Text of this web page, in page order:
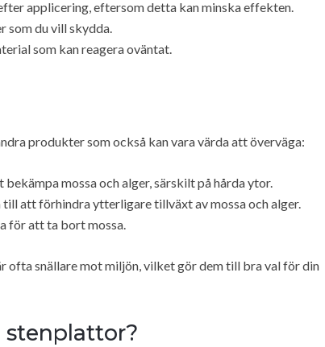
applicering, eftersom detta kan minska effekten.
som du vill skydda.
som kan reagera oväntat.
produkter som också kan vara värda att överväga:
mossa och alger, särskilt på hårda ytor.
till att förhindra ytterligare tillväxt av mossa och alger.
för att ta bort mossa.
ofta snällare mot miljön, vilket gör dem till bra val för din
stenplattor?